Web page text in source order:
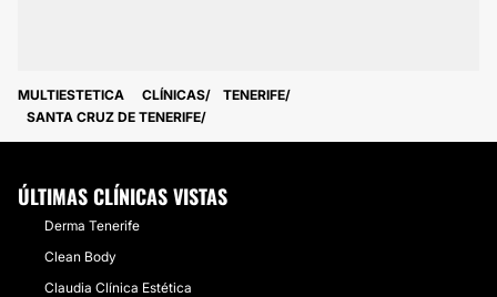
MULTIESTETICA CLÍNICAS
TENERIFE
SANTA CRUZ DE TENERIFE
ÚLTIMAS CLÍNICAS VISTAS
Derma Tenerife
Clean Body
Claudia Clínica Estética